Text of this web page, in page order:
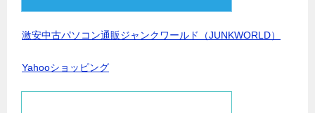
激安中古パソコン通販ジャンクワールド（JUNKWORLD）
Yahooショッピング